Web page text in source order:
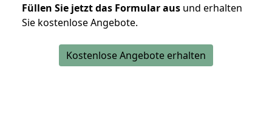
Füllen Sie jetzt das Formular aus und erhalten
Sie kostenlose Angebote.
Kostenlose Angebote erhalten